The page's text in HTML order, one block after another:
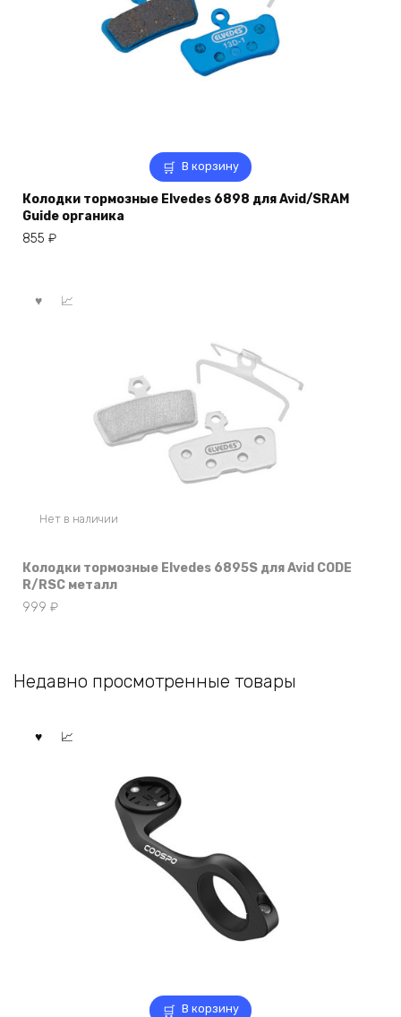
В корзину
Колодки тормозные Elvedes 6898 для Avid/SRAM
Guide органика
855 ₽
Нет в наличии
Колодки тормозные Elvedes 6895S для Avid CODE
R/RSC металл
999 ₽
Недавно просмотренные товары
В корзину